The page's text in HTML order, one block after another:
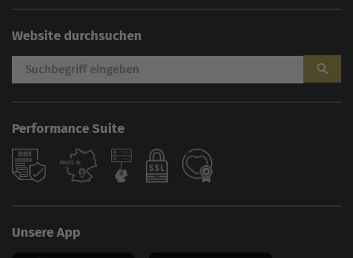
Website durchsuchen
Performance Suite
Unsere App